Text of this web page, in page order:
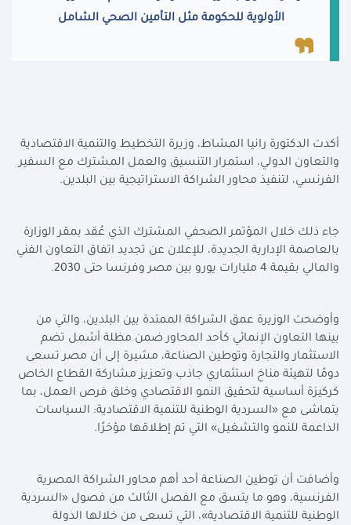
الأولوية للحكومة مثل التأمين الصحي الشامل
أكدت الدكتورة رانيا المشاط، وزيرة التخطيط والتنمية الاقتصادية
والتعاون الدولي، استمرار التنسيق والعمل المشترك مع السفير
الفرنسي، لتنفيذ محاور الشراكة الاستراتيجية بين البلدين.
جاء ذلك خلال المؤتمر الصحفي المشترك الذي عُقد بمقر الوزارة
بالعاصمة الإدارية الجديدة، للإعلان عن تجديد اتفاق التعاون الفني
والمالي بقيمة 4 مليارات يورو بين مصر وفرنسا حتى 2030
.
وأوضحت الوزيرة عمق الشراكة الممتدة بين البلدين، والتي من
بينها التعاون الإنمائي كأحد المحاور ضمن مظلة أشمل تضم
الاستثمار والتجارة وتوطين الصناعة، مشيرة إلى أن مصر تسعى
دومًا لتهيئة مناخ استثماري جاذب وتعزيز مشاركة القطاع الخاص
كركيزة أساسية لتحقيق النمو الاقتصادي وخلق فرص العمل، بما
يتماشى مع «السردية الوطنية للتنمية الاقتصادية: السياسات
الداعمة للنمو والتشغيل» التي تم إطلاقها مؤخرًا.
وأضافت أن توطين الصناعة أحد أهم محاور الشراكة المصرية
الفرنسية، وهو ما يتسق مع الفصل الثالث من فصول «السردية
الوطنية للتنمية الاقتصادية»، التي تسعى من خلالها الدولة